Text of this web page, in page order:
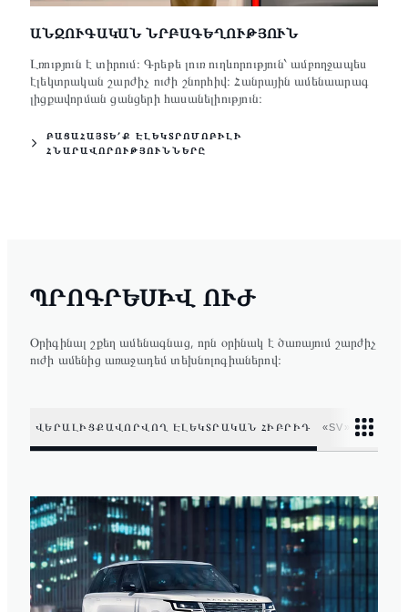
ԱՆԶՈՒԳԱԿԱՆ ՆՐԲԱԳԵՂՈՒԹՅՈՒՆ
Լռություն է տիրում։ Գրեթե լուռ ուղևորություն՝ ամբողջապես
էլեկտրական շարժիչ ուժի շնորհիվ։ Հանրային ամենաարագ
լիցքավորման ցանցերի հասանելիություն։
ԲԱՑԱՀԱՅՏԵ՛Ք ԷԼԵԿՏՐՈՄՈԲԻԼԻ
ՀՆԱՐԱՎՈՐՈՒԹՅՈՒՆՆԵՐԸ
ՊՐՈԳՐԵՍԻՎ ՈՒԺ
Օրիգինալ շքեղ ամենագնաց, որն օրինակ է ծառայում շարժիչ
ուժի ամենից առաջադեմ տեխնոլոգիաներով։
ՎԵՐԱԼԻՑՔԱՎՈՐՎՈՂ ԷԼԵԿՏՐԱԿԱՆ ՀԻԲՐԻԴ «SV»-Ի